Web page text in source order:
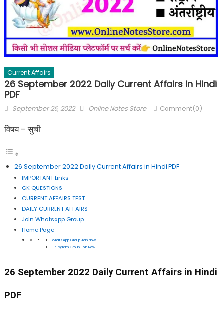
Current Affairs
26 September 2022 Daily Current Affairs in Hindi
PDF
September 26, 2022 Online Notes Store Comment(0)
विषय - सुची
26 September 2022 Daily Current Affairs in Hindi PDF
IMPORTANT Links
GK QUESTIONS
CURRENT AFFAIRS TEST
DAILY CURRENT AFFAIRS
Join Whatsapp Group
Home Page
WhatsApp Group Join Now
Telegram Group Join Now
26 September 2022 Daily Current Affairs in Hindi
PDF